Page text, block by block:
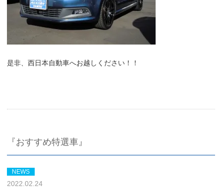
是非、西日本自動車へお越しください！！
『おすすめ特選車』
NEWS
2022.02.24